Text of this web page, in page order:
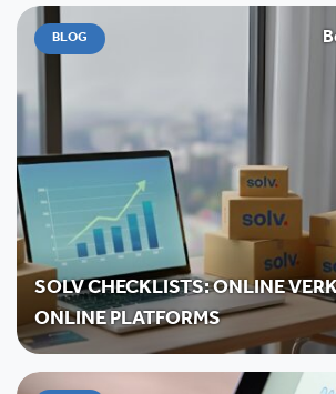
BLOG
SOLV CHECKLISTS: ONLINE
ONLINE PLATFORMS